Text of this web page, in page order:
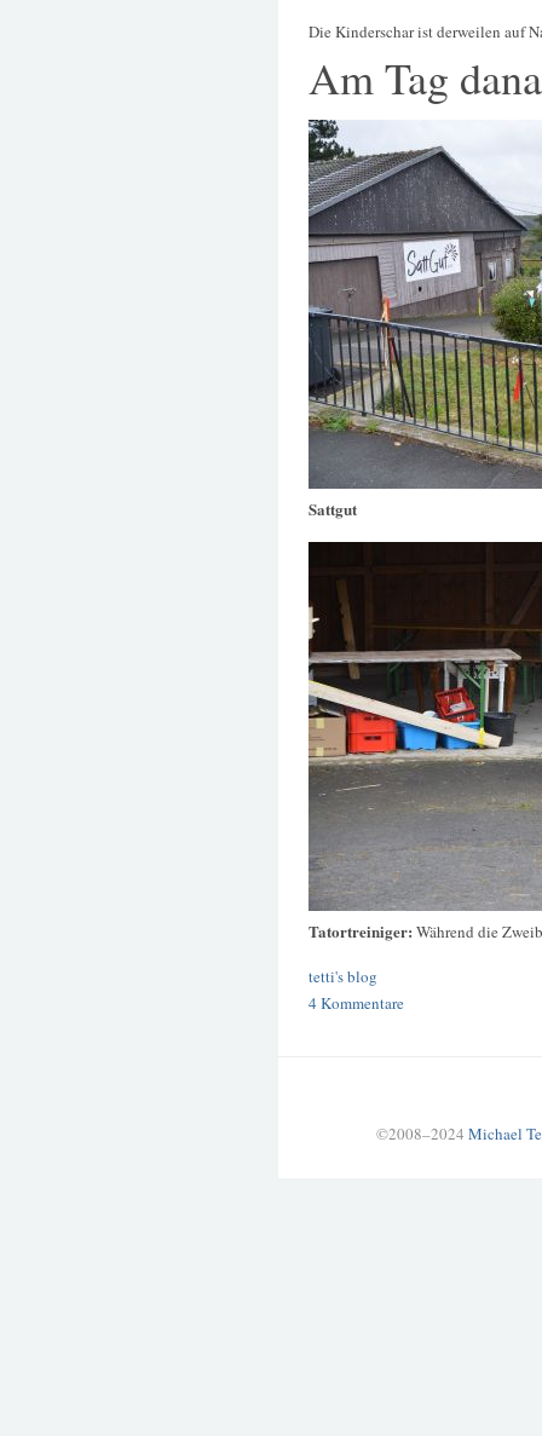
Die Kinderschar ist derweilen auf
Am Tag
Sattgut
Tatortreiniger: Während die
tetti's blog
4 Kommentare
©2008–2024 Michael